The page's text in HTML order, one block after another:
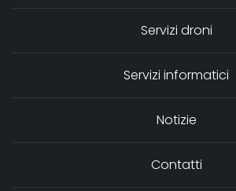
Servizi droni
Servizi informatici
Notizie
Contatti